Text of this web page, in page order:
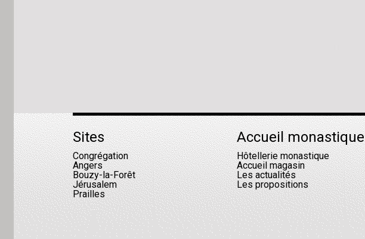
Sites
Congrégation
Angers
Bouzy-la-Forêt
Jérusalem
Prailles
Accueil monastique
Hôtellerie monastique
Accueil magasin
Les actualités
Les propositions